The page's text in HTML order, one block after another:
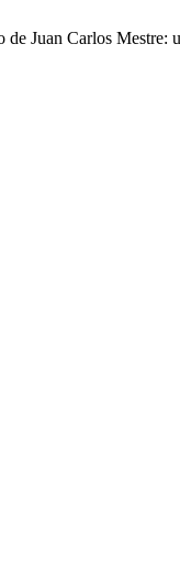
Juan Carlos Mestre: